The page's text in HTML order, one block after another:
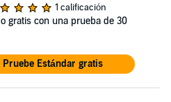
1 calificación
o gratis con una prueba de 30
Pruebe Estándar gratis